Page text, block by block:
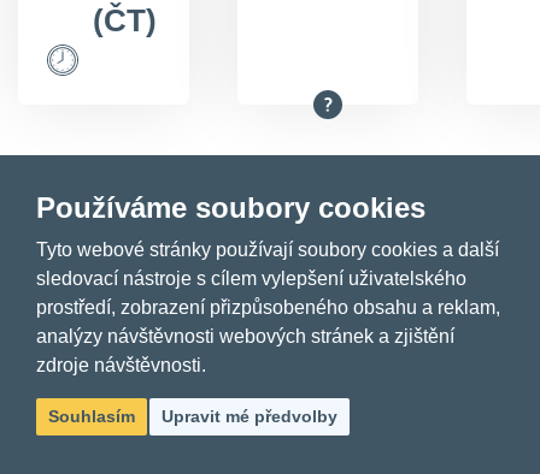
(ČT)
Zaznamenané
odpovědi
Všechny
3. kolo 4. kolo 5. kolo
Používáme soubory cookies
Tyto webové stránky používají soubory cookies a
další sledovací nástroje s cílem vylepšení
uživatelského prostředí, zobrazení přizpůsobeného
obsahu a reklam, analýzy návštěvnosti webových
stránek a zjištění zdroje návštěvnosti.
Souhlasím Upravit mé předvolby